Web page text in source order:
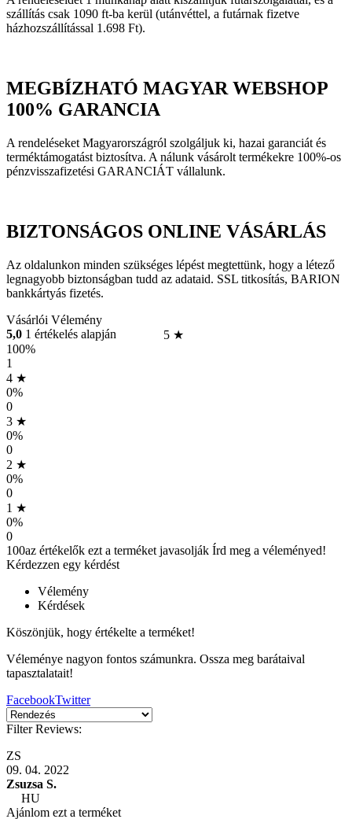
szállítás csak 1090 ft-ba kerül (utánvéttel, a futárnak fizetve
házhozszállítással 1.698 Ft).
MEGBÍZHATÓ MAGYAR WEBSHOP
100% GARANCIA
A rendeléseket Magyarországról szolgáljuk ki, hazai garanciát és
terméktámogatást biztosítva. A nálunk vásárolt termékekre 100%-os
pénzvisszafizetési GARANCIÁT vállalunk.
BIZTONSÁGOS ONLINE VÁSÁRLÁS
Az oldalunkon minden szükséges lépést megtettünk, hogy a létező
legnagyobb biztonságban tudd az adataid. SSL titkosítás, BARION
bankkártyás fizetés.
Vásárlói Vélemény
5,0 1 értékelés alapján
5 ★
100%
1
4 ★
0%
0
3 ★
0%
0
2 ★
0%
0
1 ★
0%
0
100az értékelők ezt a terméket javasolják Írd meg a véleményed!
Kérdezzen egy kérdést
Vélemény
Kérdések
Köszönjük, hogy értékelte a terméket!
Véleménye nagyon fontos számunkra. Ossza meg barátaival
tapasztalatait!
FacebookTwitter
Filter Reviews:
ZS
09. 04. 2022
Zsuzsa S.
HU
Ajánlom ezt a terméket